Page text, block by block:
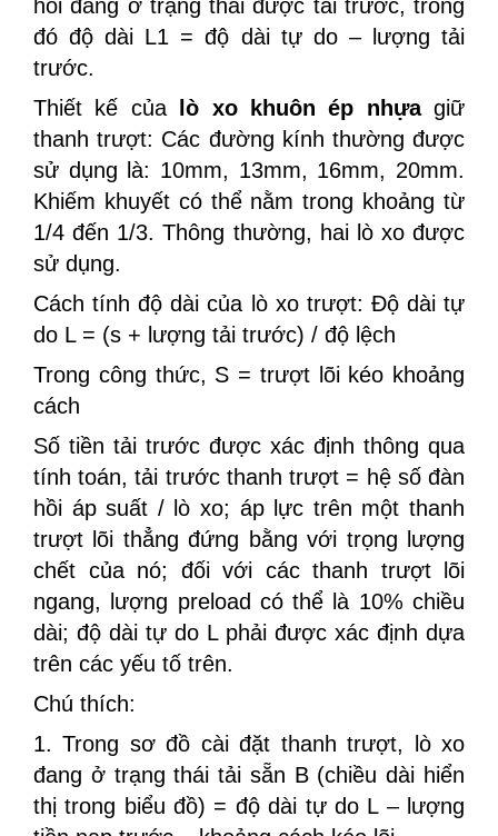
hồi đang ở trạng thái được tải trước, trong
đó độ dài L1 = độ dài tự do – lượng tải
trước.
Thiết kế của lò xo khuôn ép nhựagiữ
thanh trượt: Các đường kính thường được
sử dụng là: 10mm, 13mm, 16mm, 20mm.
Khiếm khuyết có thể nằm trong khoảng từ
1/4 đến 1/3. Thông thường, hai lò xo được
sử dụng.
Cách tính độ dài của lò xo trượt: Độ dài tự
do L = (s + lượng tải trước) / độ lệch
Trong công thức, S = trượt lõi kéo khoảng
cách
Số tiền tải trước được xác định thông qua
tính toán, tải trước thanh trượt = hệ số đàn
hồi áp suất / lò xo; áp lực trên một thanh
trượt lõi thẳng đứng bằng với trọng lượng
chết của nó; đối với các thanh trượt lõi
ngang, lượng preload có thể là 10% chiều
dài; độ dài tự do L phải được xác định dựa
trên các yếu tố trên.
Chú thích:
1. Trong sơ đồ cài đặt thanh trượt, lò xo
đang ở trạng thái tải sẵn B (chiều dài hiển
thị trong biểu đồ) = độ dài tự do L – lượng